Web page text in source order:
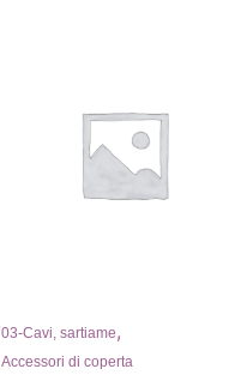
03-Cavi, sartiame,
Accessori di coperta